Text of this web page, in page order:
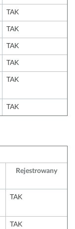
TAK
TAK
TAK
TAK
TAK
TAK
Rejestrowany
TAK
TAK